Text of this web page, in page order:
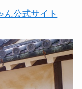
ん公式サイト